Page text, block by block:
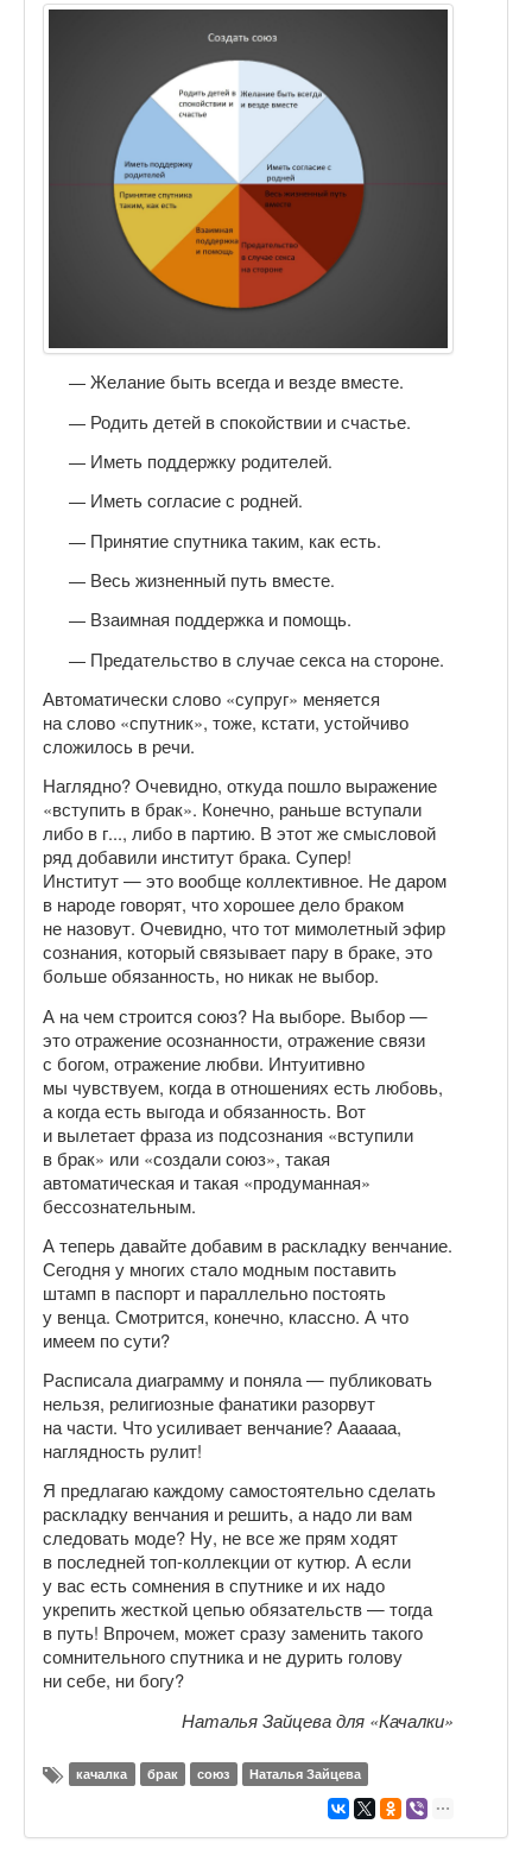
Желание быть всегда и везде вместе.
Родить детей в спокойствии и счастье.
Иметь поддержку родителей.
Иметь согласие с родней.
Принятие спутника таким, как есть.
Весь жизненный путь вместе.
Взаимная поддержка и помощь.
Предательство в случае секса на стороне.
Автоматически слово «супруг» меняется
на слово «спутник», тоже, кстати, устойчиво
сложилось в речи.
Наглядно? Очевидно, откуда пошло выражение
«вступить в брак». Конечно, раньше вступали
либо в г..., либо в партию. В этот же смысловой
ряд добавили институт брака. Супер!
Институт — это вообще коллективное. Не даром
в народе говорят, что хорошее дело браком
не назовут. Очевидно, что тот мимолетный эфир
сознания, который связывает пару в браке, это
больше обязанность, но никак не выбор.
А на чем строится союз? На выборе. Выбор —
это отражение осознанности, отражение связи
с богом, отражение любви. Интуитивно
мы чувствуем, когда в отношениях есть любовь,
а когда есть выгода и обязанность. Вот
и вылетает фраза из подсознания «вступили
в брак» или «создали союз», такая
автоматическая и такая «продуманная»
бессознательным.
А теперь давайте добавим в раскладку венчание.
Сегодня у многих стало модным поставить
штамп в паспорт и параллельно постоять
у венца. Смотрится, конечно, классно. А что
имеем по сути?
Расписала диаграмму и поняла — публиковать
нельзя, религиозные фанатики разорвут
на части. Что усиливает венчание? Аааааа,
наглядность рулит!
Я предлагаю каждому самостоятельно сделать
раскладку венчания и решить, а надо ли вам
следовать моде? Ну, не все же прям ходят
в последней топ-коллекции от кутюр. А если
у вас есть сомнения в спутнике и их надо
укрепить жесткой цепью обязательств — тогда
в путь! Впрочем, может сразу заменить такого
сомнительного спутника и не дурить голову
ни себе, ни богу?
Наталья Зайцева для «Качалки»
качалка брак союз Наталья Зайцева